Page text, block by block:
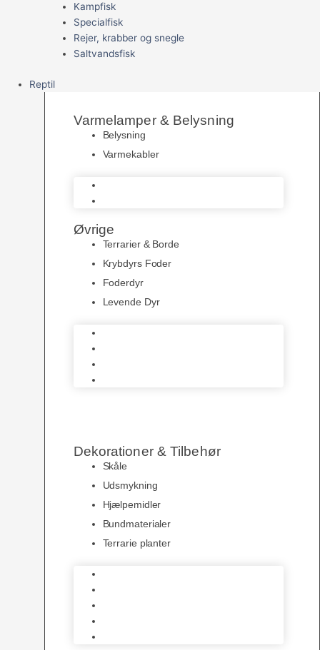
Kampfisk
Specialfisk
Rejer, krabber og snegle
Saltvandsfisk
Reptil
Varmelamper & Belysning
Belysning
Varmekabler
Øvrige
Terrarier & Borde
Krybdyrs Foder
Foderdyr
Levende Dyr
Dekorationer & Tilbehør
Skåle
Udsmykning
Hjælpemidler
Bundmaterialer
Terrarie planter